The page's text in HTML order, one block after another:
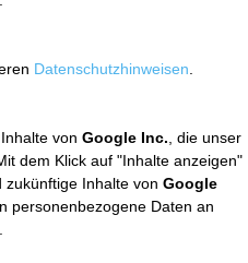
Datenschutzhinweisen
von Google Inc. , die unser
dem Klick auf "Inhalte anzeigen"
zukünftige Inhalte von Google
personenbezogene Daten an